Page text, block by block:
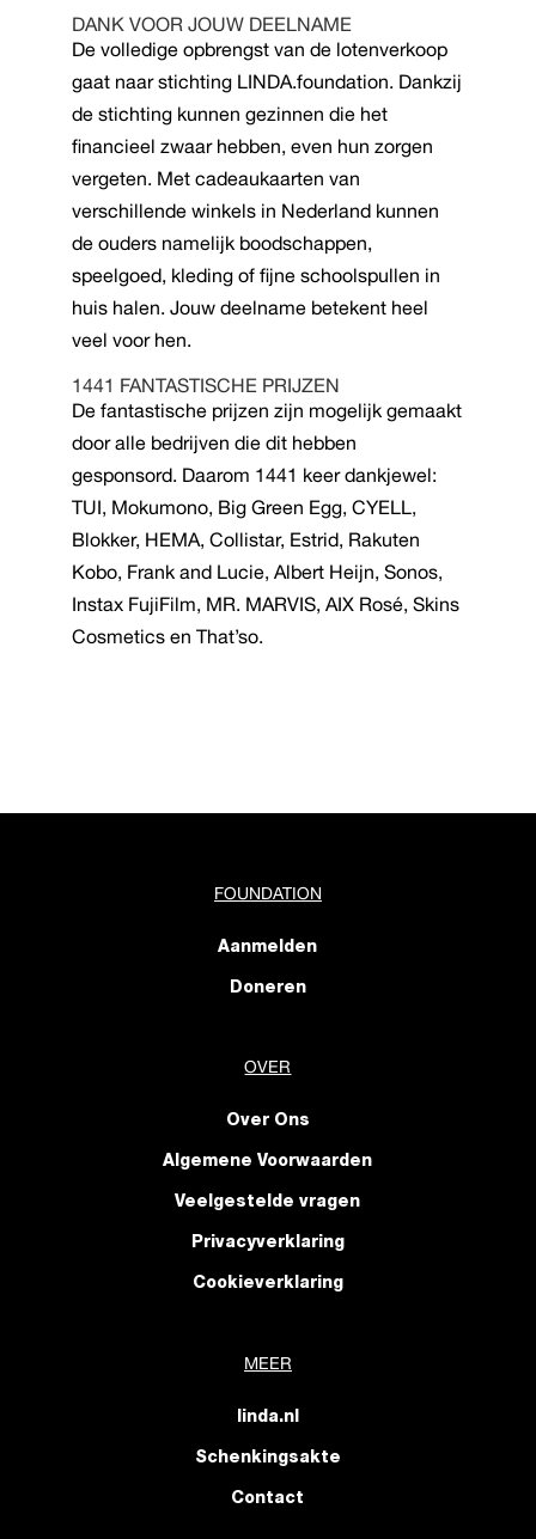
DANK VOOR JOUW DEELNAME
De volledige opbrengst van de lotenverkoop
gaat naar stichting LINDA.foundation. Dankzij
de stichting kunnen gezinnen die het
financieel zwaar hebben, even hun zorgen
vergeten. Met cadeaukaarten van
verschillende winkels in Nederland kunnen
de ouders namelijk boodschappen,
speelgoed, kleding of fijne schoolspullen in
huis halen. Jouw deelname betekent heel
veel voor hen.
1441 FANTASTISCHE PRIJZEN
De fantastische prijzen zijn mogelijk gemaakt
door alle bedrijven die dit hebben
gesponsord. Daarom 1441 keer dankjewel:
TUI, Mokumono, Big Green Egg, CYELL,
Blokker, HEMA, Collistar, Estrid, Rakuten
Kobo, Frank and Lucie, Albert Heijn, Sonos,
Instax FujiFilm, MR. MARVIS, AIX Rosé, Skins
Cosmetics en That’so.
FOUNDATION
Aanmelden
Doneren
OVER
Over Ons
Algemene Voorwaarden
Veelgestelde vragen
Privacyverklaring
Cookieverklaring
MEER
linda.nl
Schenkingsakte
Contact